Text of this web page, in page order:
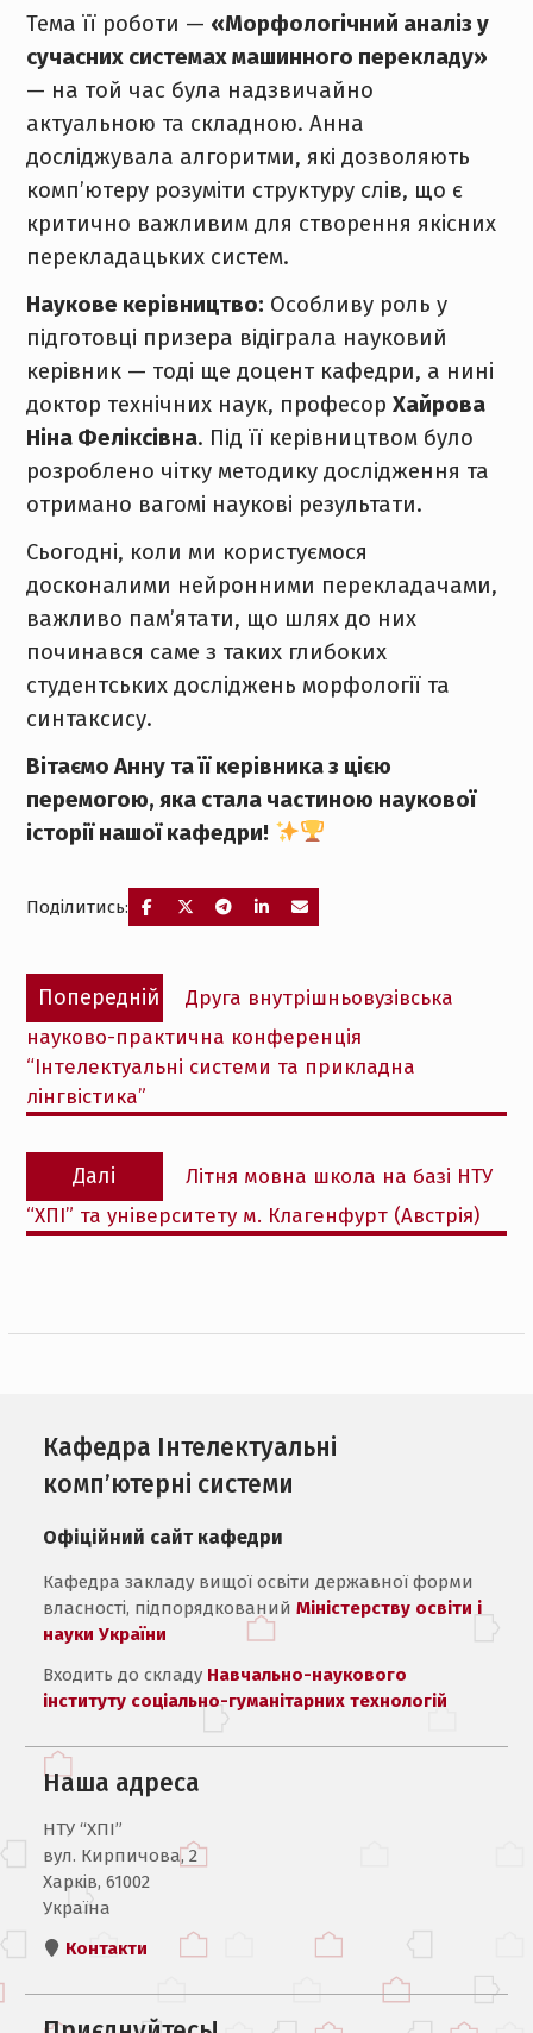
Тема її роботи — «Морфологічний аналіз у
сучасних системах машинного перекладу»
— на той час була надзвичайно
актуальною та складною. Анна
досліджувала алгоритми, які дозволяють
комп’ютеру розуміти структуру слів, що є
критично важливим для створення якісних
перекладацьких систем.
Наукове керівництво: Особливу роль у
підготовці призера відіграла науковий
керівник — тоді ще доцент кафедри, а нині
доктор технічних наук, професор Хайрова
Ніна Феліксівна. Під її керівництвом було
розроблено чітку методику дослідження та
отримано вагомі наукові результати.
Сьогодні, коли ми користуємося
досконалими нейронними перекладачами,
важливо пам’ятати, що шлях до них
починався саме з таких глибоких
студентських досліджень морфології та
синтаксису.
Вітаємо Анну та її керівника з цією
перемогою, яка стала частиною наукової
історії нашої кафедри!
Поділитись:
Навігація
записів
Попередній
запис:
Друга внутрішньовузівська
науково-практична конференція
“Інтелектуальні системи та прикладна
лінгвістика”
Далі
Наступний
запис:
Літня мовна школа на базі НТУ
“ХПІ” та університету м. Клагенфурт (Австрія)
Кафедра Інтелектуальні
комп’ютерні системи
Офіційний сайт кафедри
Кафедра закладу вищої освіти державної форми
власності, підпорядкованийМіністерству освіти і
науки України
Входить до складу Навчально-наукового
інституту соціально-гуманітарних технологій
Наша адреса
НТУ “ХПІ”
вул. Кирпичова, 2
Харків, 61002
Україна
Контакти